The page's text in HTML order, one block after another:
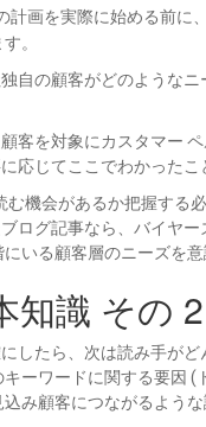
計画を実際に始める前に
。
自の顧客がどのような
客を対象にカスタマー
応じてここでわかった
む機会があるか把握する
ログ記事なら、バイヤ
いる顧客層のニーズを
知識 その
したら、次は読み手が
キーワードに関する要因
み顧客につながるよう